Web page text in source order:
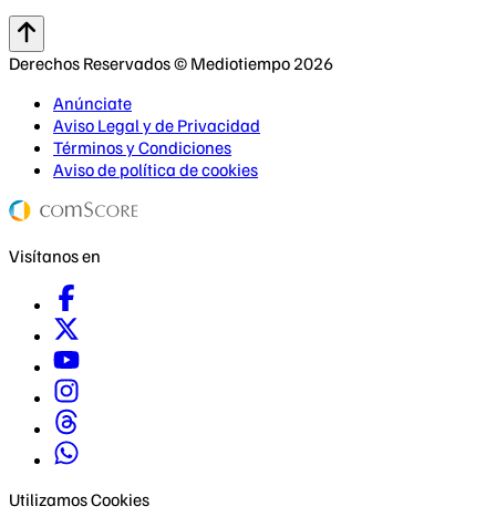
Derechos Reservados © Mediotiempo 2026
Anúnciate
Aviso Legal y de Privacidad
Términos y Condiciones
Aviso de política de cookies
Visítanos en
Utilizamos Cookies